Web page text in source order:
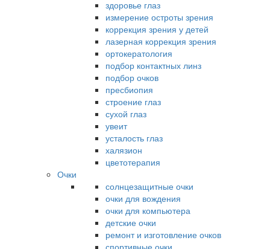
здоровье глаз
измерение остроты зрения
коррекция зрения у детей
лазерная коррекция зрения
ортокератология
подбор контактных линз
подбор очков
пресбиопия
строение глаз
сухой глаз
увеит
усталость глаз
халязион
цветотерапия
Очки
солнцезащитные очки
очки для вождения
очки для компьютера
детские очки
ремонт и изготовление очков